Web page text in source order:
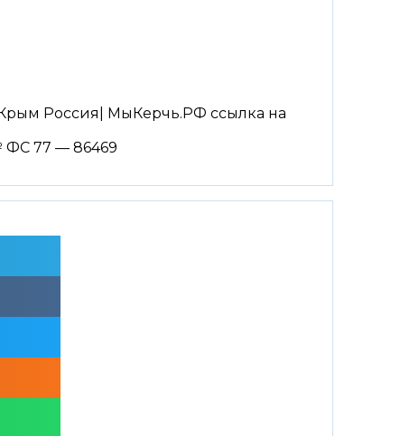
Россия| МыКерчь.РФ ссылка на
ФС 77 — 86469